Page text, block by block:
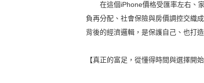
在這個iPhone價格受匯率左右、家
負再分配、社會保險與房價調控交織
背後的經濟邏輯，是保護自己、也打
【真正的富足，從懂得時間與選擇開始